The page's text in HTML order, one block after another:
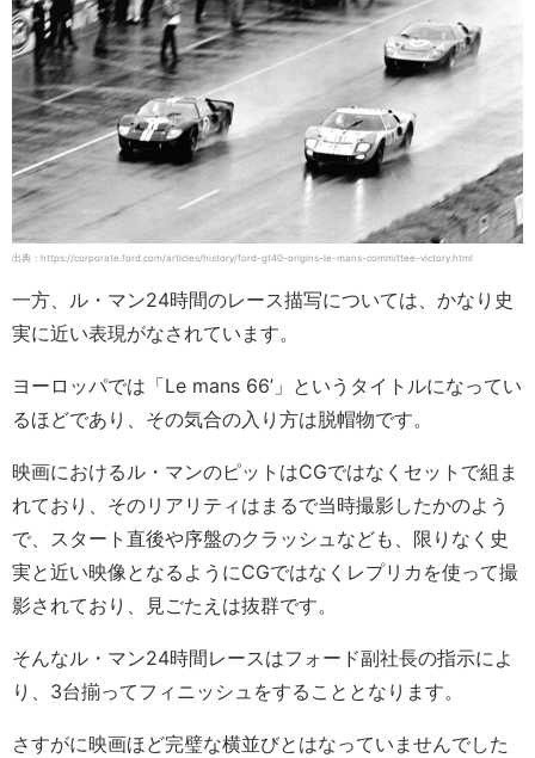
出典：https://corporate.ford.com/articles/history/ford-gt40-origins-le-mans-committee-victory.html
一方、ル・マン24時間のレース描写については、かなり史
実に近い表現がなされています。
ヨーロッパでは「Le mans 66’」というタイトルになってい
るほどであり、その気合の入り方は脱帽物です。
映画におけるル・マンのピットはCGではなくセットで組ま
れており、そのリアリティはまるで当時撮影したかのよう
で、スタート直後や序盤のクラッシュなども、限りなく史
実と近い映像となるようにCGではなくレプリカを使って撮
影されており、見ごたえは抜群です。
そんなル・マン24時間レースはフォード副社長の指示によ
り、3台揃ってフィニッシュをすることとなります。
さすがに映画ほど完璧な横並びとはなっていませんでした